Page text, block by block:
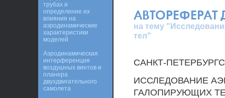
АВТОРЕФЕРАТ
на тему
тел"
САНКТ-
ИССЛЕДОВАНИЕ
ГАЛОПИРУЮЩИХ
трубах и
определение их
влияния на
аэродинамические
характеристики
моделей
Аэродинамическая
интерференция
воздушных винтов и
планера
двухдвигательного
самолета